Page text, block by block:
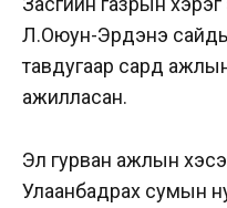
Л.Оюун-Эрдэнэ
тавдугаар сард
ажилласан.
Эл гурван ажлын
Улаанбадрах сумын